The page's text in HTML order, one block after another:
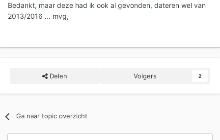
Bedankt, maar deze had ik ook al gevonden, dateren wel van
2013/2016 ... mvg,
Delen Volgers 2
Ga naar topic overzicht